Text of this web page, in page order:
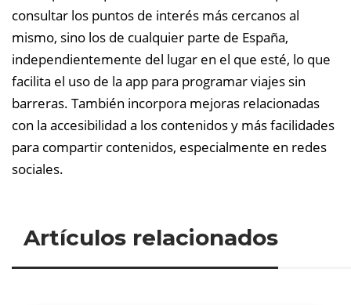
consultar los puntos de interés más cercanos al
mismo, sino los de cualquier parte de España,
independientemente del lugar en el que esté, lo que
facilita el uso de la app para programar viajes sin
barreras. También incorpora mejoras relacionadas
con la accesibilidad a los contenidos y más facilidades
para compartir contenidos, especialmente en redes
sociales.
Artículos relacionados